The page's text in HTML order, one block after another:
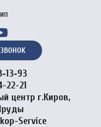
22-21
центр г.Киров,
Service